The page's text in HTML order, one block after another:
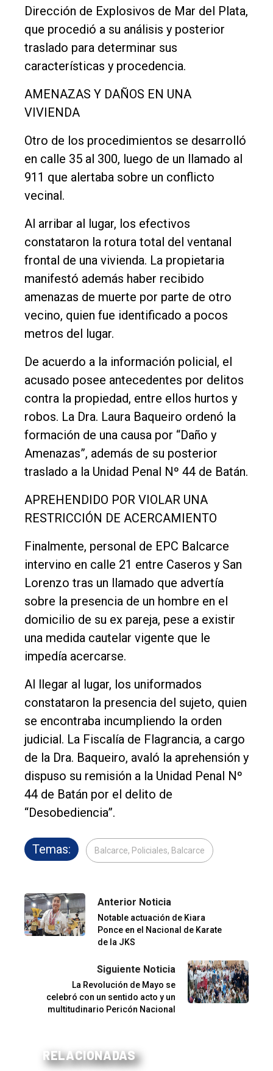
Dirección de Explosivos de Mar del Plata,
que procedió a su análisis y posterior
traslado para determinar sus
características y procedencia.
AMENAZAS Y DAÑOS EN UNA
VIVIENDA
Otro de los procedimientos se desarrolló
en calle 35 al 300, luego de un llamado al
911 que alertaba sobre un conflicto
vecinal.
Al arribar al lugar, los efectivos
constataron la rotura total del ventanal
frontal de una vivienda. La propietaria
manifestó además haber recibido
amenazas de muerte por parte de otro
vecino, quien fue identificado a pocos
metros del lugar.
De acuerdo a la información policial, el
acusado posee antecedentes por delitos
contra la propiedad, entre ellos hurtos y
robos. La Dra. Laura Baqueiro ordenó la
formación de una causa por “Daño y
Amenazas”, además de su posterior
traslado a la Unidad Penal Nº 44 de Batán.
APREHENDIDO POR VIOLAR UNA
RESTRICCIÓN DE ACERCAMIENTO
Finalmente, personal de EPC Balcarce
intervino en calle 21 entre Caseros y San
Lorenzo tras un llamado que advertía
sobre la presencia de un hombre en el
domicilio de su ex pareja, pese a existir
una medida cautelar vigente que le
impedía acercarse.
Al llegar al lugar, los uniformados
constataron la presencia del sujeto, quien
se encontraba incumpliendo la orden
judicial. La Fiscalía de Flagrancia, a cargo
de la Dra. Baqueiro, avaló la aprehensión y
dispuso su remisión a la Unidad Penal Nº
44 de Batán por el delito de
“Desobediencia”.
Temas: Balcarce, Policiales, Balcarce
Anterior Noticia
Notable actuación de Kiara
Ponce en el Nacional de Karate
de la JKS
Siguiente Noticia
La Revolución de Mayo se
celebró con un sentido acto y un
multitudinario Pericón Nacional
RELACIONADAS